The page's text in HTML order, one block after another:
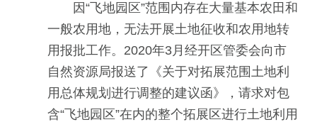
因“飞地园区”范围内存在大量基本农田和
一般农用地，无法开展土地征收和农用地转
用报批工作。2020年3月经开区管委会向市
自然资源局报送了《关于对拓展范围土地利
用总体规划进行调整的建议函》，请求对包
含“飞地园区”在内的整个拓展区进行土地利用